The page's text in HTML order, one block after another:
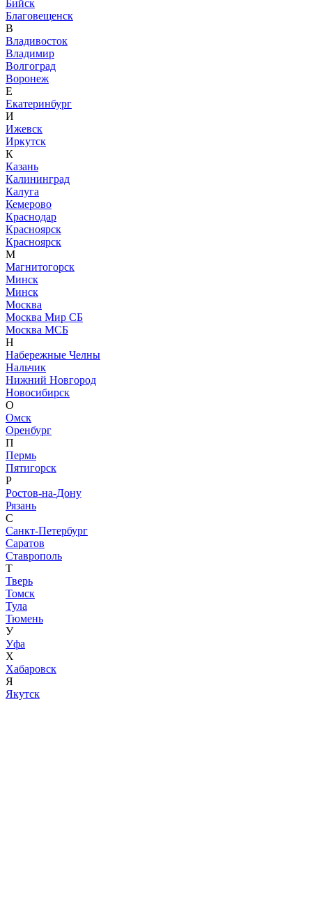
Бийск
Благовещенск
В
Владивосток
Владимир
Волгоград
Воронеж
Е
Екатеринбург
И
Ижевск
Иркутск
К
Казань
Калининград
Калуга
Кемерово
Краснодар
Красноярск
Красноярск
М
Магнитогорск
Минск
Минск
Москва
Москва Мир СБ
Москва МСБ
Н
Набережные Челны
Нальчик
Нижний Новгород
Новосибирск
О
Омск
Оренбург
П
Пермь
Пятигорск
Р
Ростов-на-Дону
Рязань
С
Санкт-Петербург
Саратов
Ставрополь
Т
Тверь
Томск
Тула
Тюмень
У
Уфа
Х
Хабаровск
Я
Якутск